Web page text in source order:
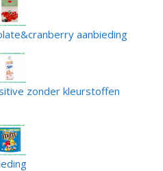
aanbieding
zonder kleurstoffen